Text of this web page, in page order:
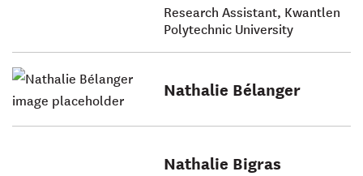
Research Assistant, Kwantlen
Polytechnic University
Nathalie Bélanger
Nathalie Bigras